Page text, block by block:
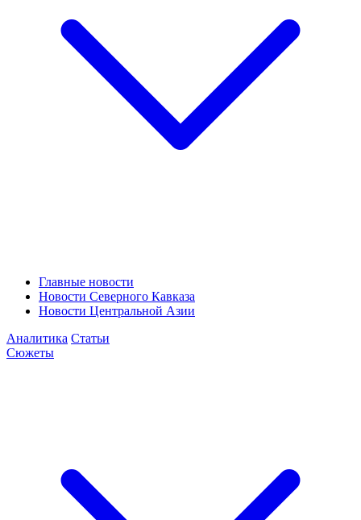
Главные новости
Новости Северного Кавказа
Новости Центральной Азии
Аналитика Статьи
Сюжеты